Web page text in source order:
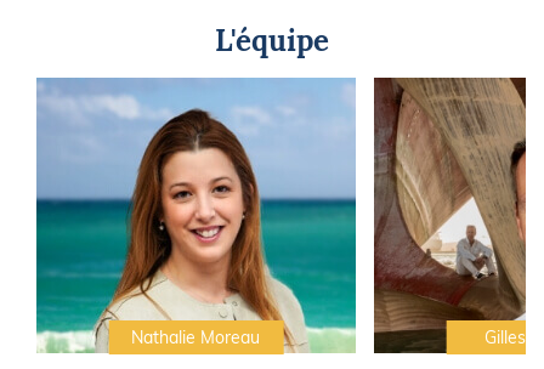
L'équipe
Nathalie Moreau Gilles